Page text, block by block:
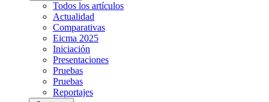
Todos los artículos
Actualidad
Comparativas
Eicma 2025
Iniciación
Presentaciones
Pruebas
Pruebas
Reportajes